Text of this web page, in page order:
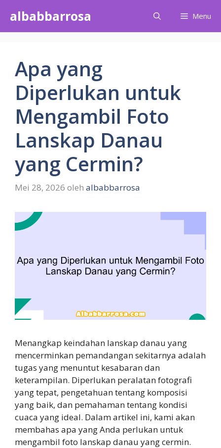
isi
albabbarrosa Menu
Apa yang
Diperlukan untuk
Mengambil Foto
Lanskap Danau
yang Cermin?
Mei 28, 2026 oleh albabbarrosa
Menangkap keindahan lanskap danau yang
mencerminkan pemandangan sekitarnya adalah
tugas yang menuntut kesabaran dan
keterampilan. Diperlukan peralatan fotografi
yang tepat, pengetahuan tentang komposisi
yang baik, dan pemahaman tentang kondisi
cuaca yang ideal. Dalam artikel ini, kami akan
membahas apa yang Anda perlukan untuk
mengambil foto lanskap danau yang cermin.